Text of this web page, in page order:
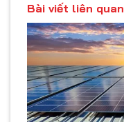
Bài viết liên quan